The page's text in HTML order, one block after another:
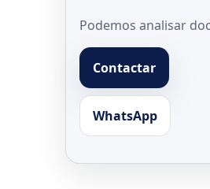
Podemos analisar
Contactar
WhatsApp